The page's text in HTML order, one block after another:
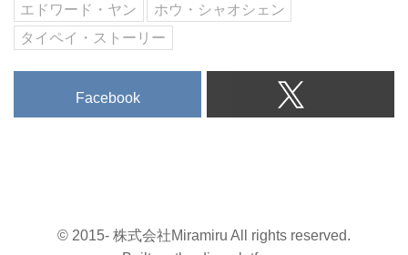
エドワード・ヤン
ホウ・シャオシェン
タイペイ・ストーリー
Facebook
© 2015- 株式会社Miramiru All rights reserved.